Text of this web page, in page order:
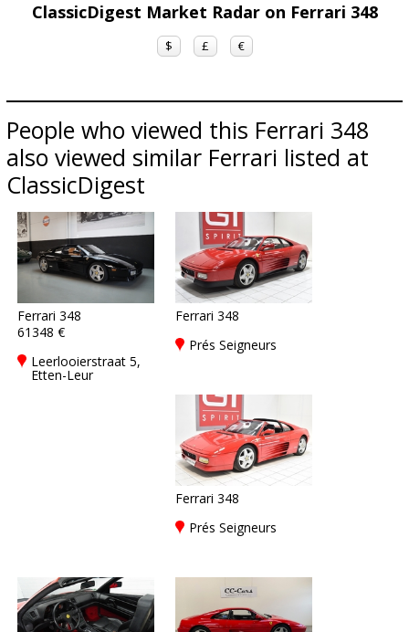
ClassicDigest Market Radar on Ferrari 348
$ £ €
People who viewed this Ferrari 348
also viewed similar Ferrari listed at
ClassicDigest
Ferrari 348
61348 €
Leerlooierstraat 5,
Etten-Leur
Ferrari 348
Prés Seigneurs
Ferrari 348
Prés Seigneurs